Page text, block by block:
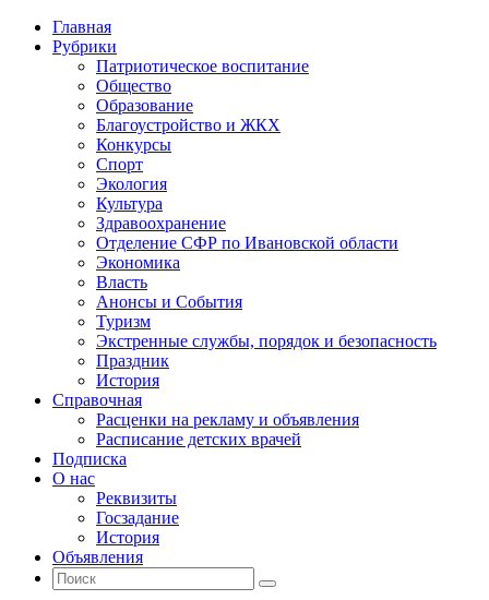
Главная
Рубрики
Патриотическое воспитание
Общество
Образование
Благоустройство и ЖКХ
Конкурсы
Спорт
Экология
Культура
Здравоохранение
Отделение СФР по Ивановской области
Экономика
Власть
Анонсы и События
Туризм
Экстренные службы, порядок и безопасность
Праздник
История
Справочная
Расценки на рекламу и объявления
Расписание детских врачей
Подписка
О нас
Реквизиты
Госзадание
История
Объявления
Поиск
Искать:
Поиск